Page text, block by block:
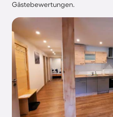
Gästebewertungen.